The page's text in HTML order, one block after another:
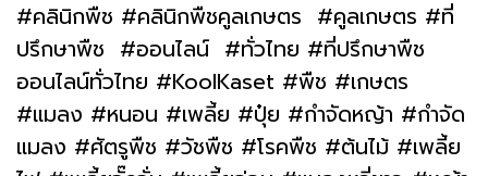
#คลินิกพืช #คลินิกพืชคูลเกษตร #คูลเกษตร #ที่
ปรึกษาพืช #ออนไลน์ #ทั่วไทย #ที่ปรึกษาพืช
ออนไลน์ทั่วไทย #KoolKaset #พืช #เกษตร
#แมลง #หนอน #เพลี้ย #ปุ๋ย #กำจัดหญ้า #กำจัด
แมลง #ศัตรูพืช #วัชพืช #โรคพืช #ต้นไม้ #เพลี้ย